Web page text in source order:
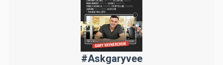
#Askgaryvee